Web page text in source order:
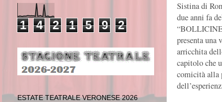
Sistina di
due anni fa
presenta una
arricchita
capitolo che
comicità alla
1 4 2 1 5 9 2
ESTATE TEATRALE VERONESE 2026